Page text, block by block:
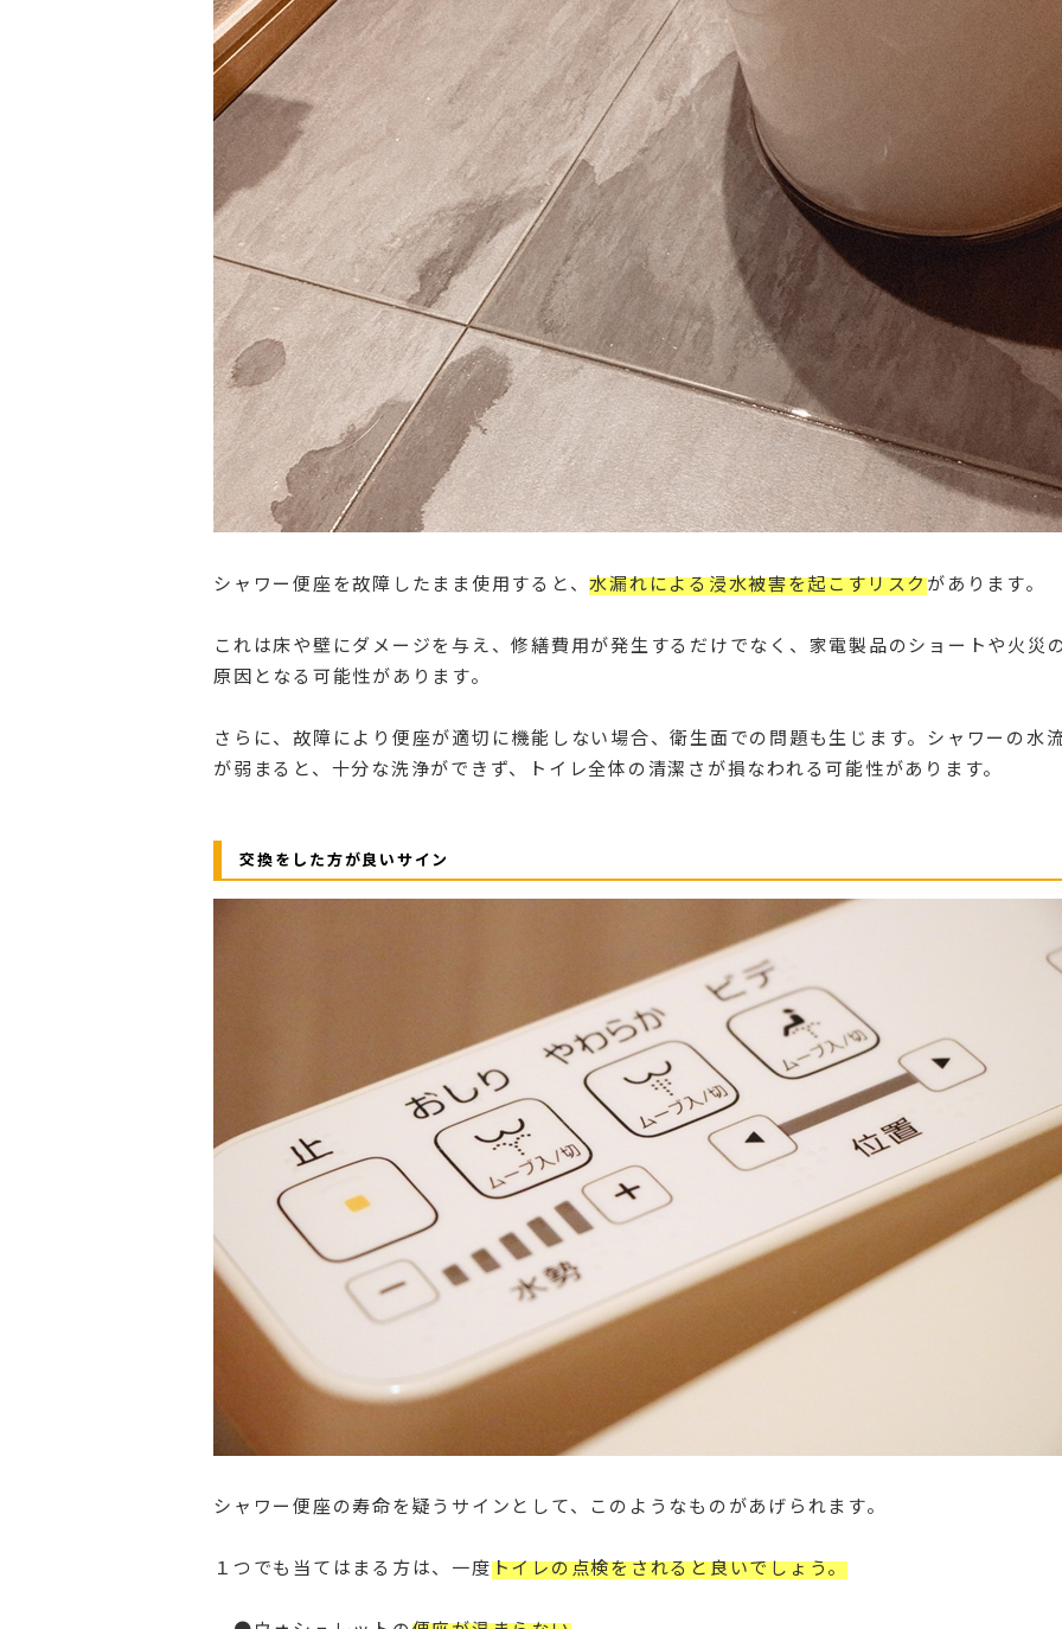
シャワー便座を故障したまま使用すると、水漏れによる浸水被害を起こすリスクがあります。
これは床や壁にダメージを与え、修繕費用が発生するだけでなく、家電製品のショートや火災
原因となる可能性があります。
さらに、故障により便座が適切に機能しない場合、衛生面での問題も生じます。シャワーの水
が弱まると、十分な洗浄ができず、トイレ全体の清潔さが損なわれる可能性があります。
交換をした方が良いサイン
シャワー便座の寿命を疑うサインとして、このようなものがあげられます。
１つでも当てはまる方は、一度トイレの点検をされると良いでしょう。